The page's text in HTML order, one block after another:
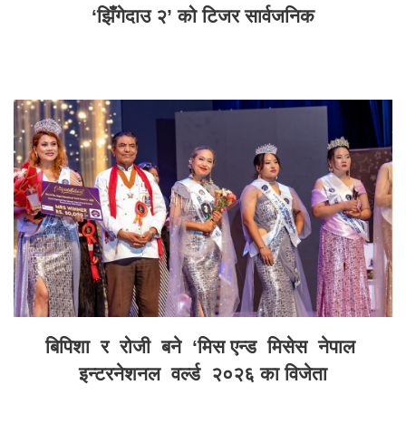
‘झिँगेदाउ २’ को टिजर सार्वजनिक
बिपिशा र रोजी बने ‘मिस एन्ड मिसेस नेपाल
इन्टरनेशनल वर्ल्ड २०२६ का विजेता